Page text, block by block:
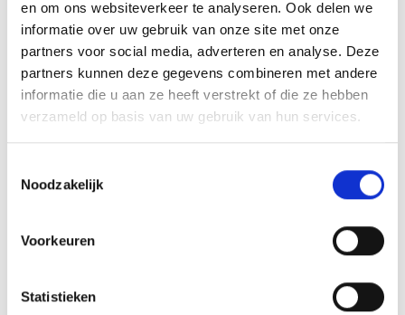
en om ons websiteverkeer te analyseren. Ook delen we
informatie over uw gebruik van onze site met onze
partners voor social media, adverteren en analyse. Deze
partners kunnen deze gegevens combineren met andere
informatie die u aan ze heeft verstrekt of die ze hebben
verzameld op basis van uw gebruik van hun services.
Noodzakelijk
Voorkeuren
Statistieken
Zoeken 3
Assortiment
Afschermpalen
Vangrail type A
Doorrijbeveiliging-Stootbalken